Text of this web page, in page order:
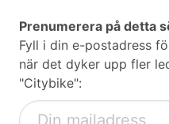
Prenumerera på detta
Fyll i din e-postadress
när det dyker upp fler
"Citybike":